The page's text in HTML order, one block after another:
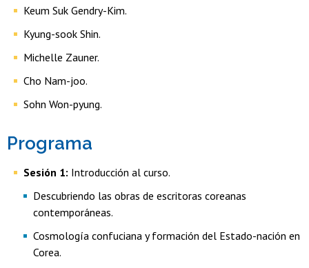
Keum Suk Gendry-Kim.
Kyung-sook Shin.
Michelle Zauner.
Cho Nam-joo.
Sohn Won-pyung.
Programa
Sesión 1: Introducción al curso.
Descubriendo las obras de escritoras coreanas
contemporáneas.
Cosmología confuciana y formación del Estado-nación en
Corea.